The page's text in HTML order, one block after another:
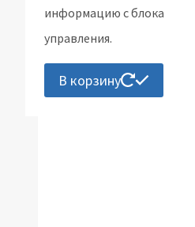
информацию с блока
управления.
В корзину